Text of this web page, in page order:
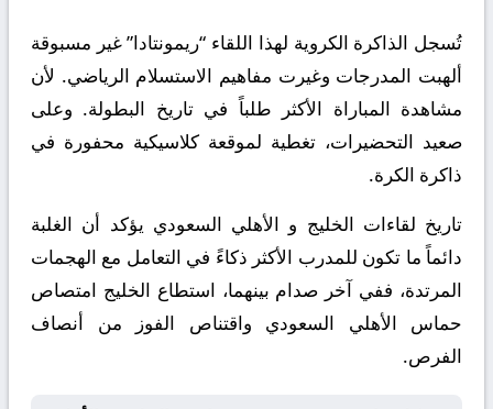
تُسجل الذاكرة الكروية لهذا اللقاء “ريمونتادا” غير مسبوقة
ألهبت المدرجات وغيرت مفاهيم الاستسلام الرياضي. لأن
مشاهدة المباراة الأكثر طلباً في تاريخ البطولة. وعلى
صعيد التحضيرات، تغطية لموقعة كلاسيكية محفورة في
ذاكرة الكرة.
تاريخ لقاءات الخليج و الأهلي السعودي يؤكد أن الغلبة
دائماً ما تكون للمدرب الأكثر ذكاءً في التعامل مع الهجمات
المرتدة، ففي آخر صدام بينهما، استطاع الخليج امتصاص
حماس الأهلي السعودي واقتناص الفوز من أنصاف
الفرص.